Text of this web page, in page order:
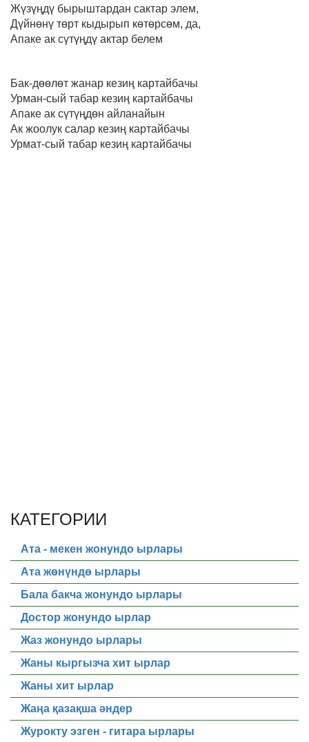
Жүзүңдү бырыштардан сактар элем,
Дүйнөнү төрт кыдырып көтөрсөм, да,
Апаке ак сүтүңдү актар белем
Бак-дөөлөт жанар кезиң картайбачы
Урман-сый табар кезиң картайбачы
Апаке ак сүтүңдөн айланайын
Ак жоолук салар кезиң картайбачы
Урмат-сый табар кезиң картайбачы
КАТЕГОРИИ
Ата - мекен жонундо ырлары
Ата жөнүндө ырлары
Бала бакча жонундо ырлары
Достор жонундо ырлар
Жаз жонундо ырлары
Жаны кыргызча хит ырлар
Жаны хит ырлар
Жаңа қазақша әндер
Журокту эзген - гитара ырлары